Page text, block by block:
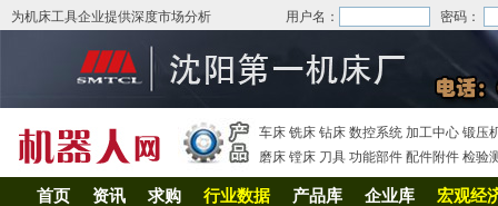
为机床工具企业提供深度市场分析 用户名： 密码：
车床 铣床 钻床 数控系统 加工中心 锻压
磨床 镗床 刀具 功能部件 配件附件 检验
首页 资讯 求购 行业数据 产品库 企业库 宏观经